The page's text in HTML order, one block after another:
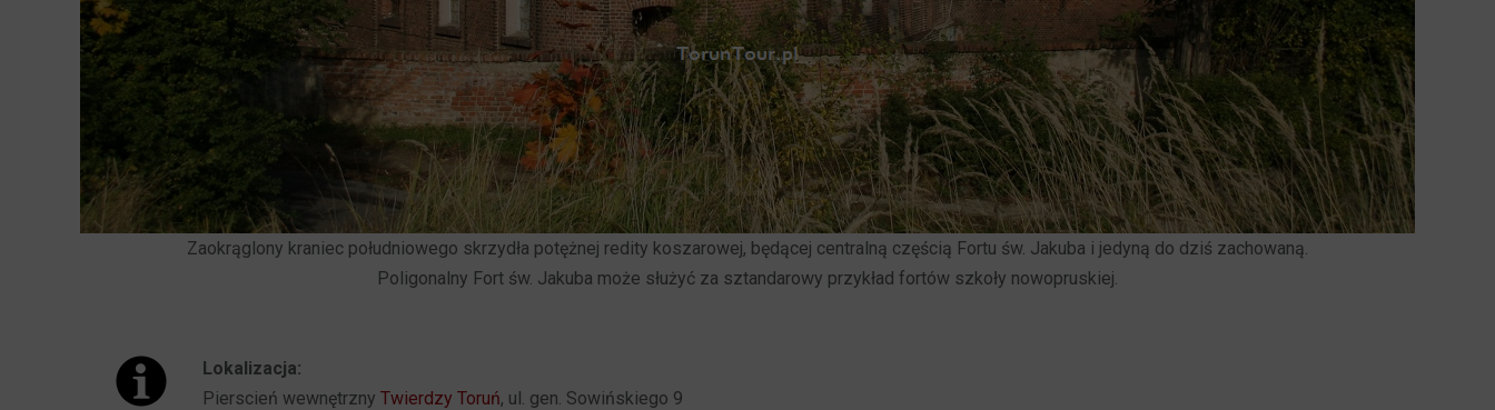
Zaokrąglony kraniec południowego skrzydła potężnej redity koszarowej, będącej centralną częścią Fortu św. Jakuba i jedyną do dziś zachowaną.
Poligonalny Fort św. Jakuba może służyć za sztandarowy przykład fortów szkoły nowopruskiej.
Lokalizacja:
Pierscień wewnętrzny Twierdzy Toruń, ul. gen. Sowińskiego 9